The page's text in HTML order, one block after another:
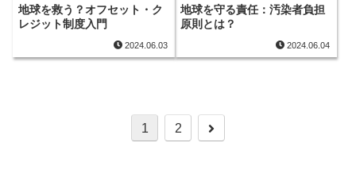
地球を救う？オフセット・ク
レジット制度入門
2024.06.03
地球を守る責任：汚染者負担
原則とは？
2024.06.04
1 2
次